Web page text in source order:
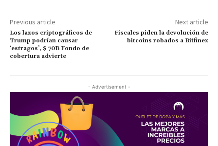
Previous article
Los lazos criptográficos de
Trump podrían causar
‘estragos’, $ 70B Fondo de
cobertura advierte
Next article
Fiscales piden la devolución de
bitcoins robados a Bitfinex
- Advertisement -